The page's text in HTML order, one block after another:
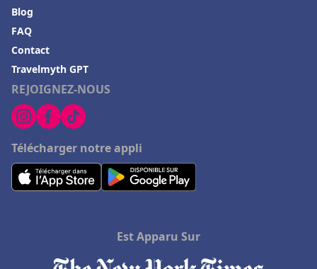
REJOIGNEZ-NOUS
Télécharger notre appli
Blog
FAQ
Contact
Travelmyth GPT
Est Apparu Sur